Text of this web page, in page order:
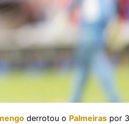
derrotou o Palmeiras por 3